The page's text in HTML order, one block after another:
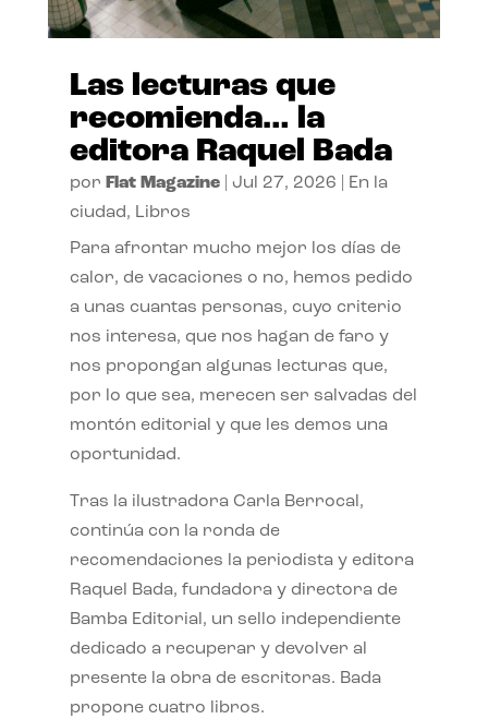
Las lecturas que
recomienda… la
editora Raquel Bada
por Flat Magazine| Jul 27, 2026
En la
ciudad, Libros
Para afrontar mucho mejor los días de
calor, de vacaciones o no, hemos pedido
a unas cuantas personas, cuyo criterio
nos interesa, que nos hagan de faro y
nos propongan algunas lecturas que,
por lo que sea, merecen ser salvadas del
montón editorial y que les demos una
oportunidad.
Tras la ilustradora Carla Berrocal,
continúa con la ronda de
recomendaciones la periodista y editora
Raquel Bada, fundadora y directora de
Bamba Editorial, un sello independiente
dedicado a recuperar y devolver al
presente la obra de escritoras. Bada
propone cuatro libros.